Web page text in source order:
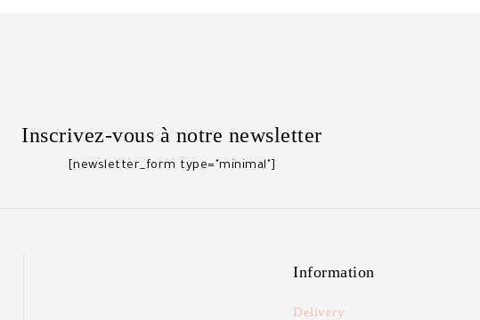
Inscrivez-vous à notre newsletter
[newsletter_form type="minimal"]
Information
Delivery